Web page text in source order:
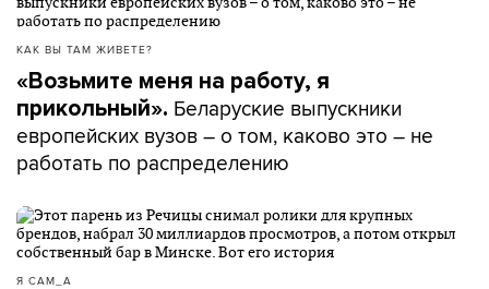
КАК ВЫ ТАМ ЖИВЕТЕ?
«Возьмите меня на работу, я
прикольный». Беларуские выпускники
европейских вузов – о том, каково это – не
работать по распределению
Я САМ_А